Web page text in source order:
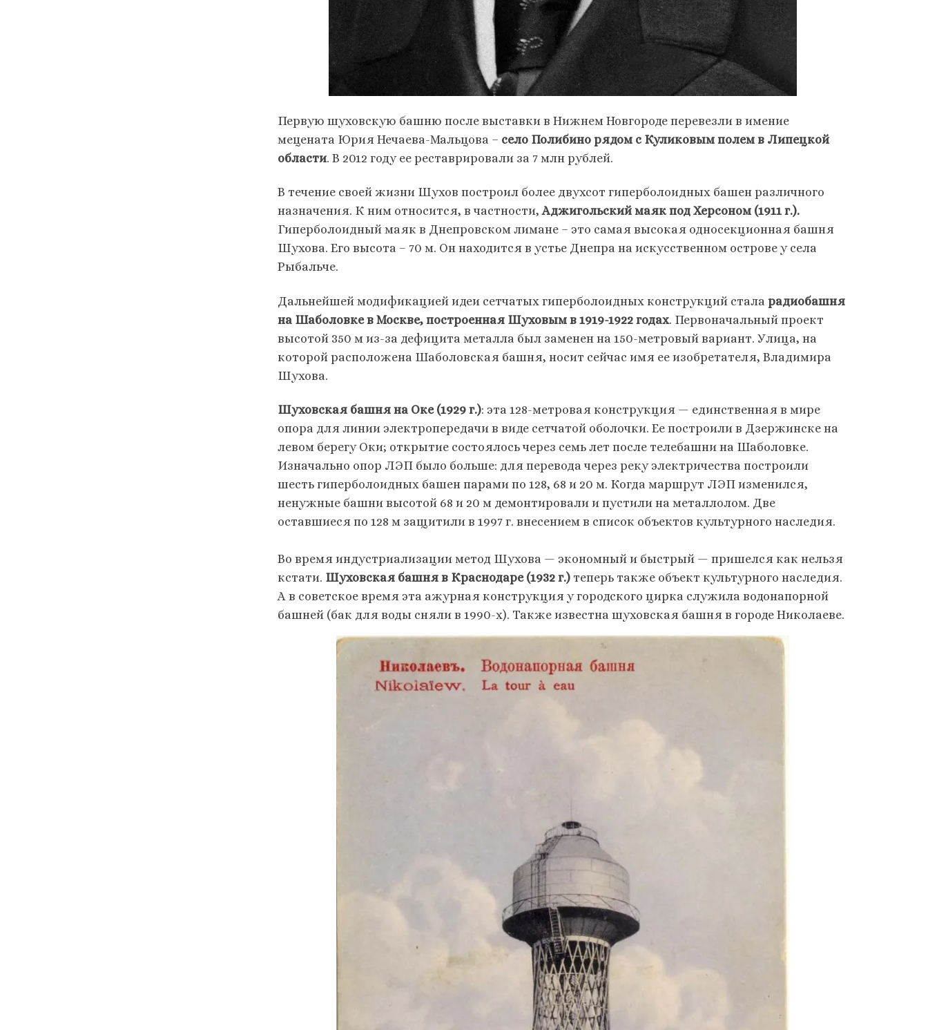
Первую шуховскую башню после выставки в Нижнем Новгороде перевезли в имение
мецената Юрия Нечаева-Мальцова – село Полибино рядом с Куликовым полем в Липецкой
области. В 2012 году ее реставрировали за 7 млн рублей.
В течение своей жизни Шухов построил более двухсот гиперболоидных башен различного
назначения. К ним относится, в частности,Аджигольский маяк под Херсоном (1911 г.).
Гиперболоидный маяк в Днепровском лимане – это самая высокая односекционная башня
Шухова. Его высота – 70 м. Он находится в устье Днепра на искусственном острове у села
Рыбальче.
Дальнейшей модификацией идеи сетчатых гиперболоидных конструкций стала радиобашня
на Шаболовке в Москве, построенная Шуховым в 1919-1922 годах. Первоначальный проект
высотой 350 м из-за дефицита металла был заменен на 150-метровый вариант. Улица, на
которой расположена Шаболовская башня, носит сейчас имя ее изобретателя, Владимира
Шухова.
Шуховская башня на Оке (1929 г.): эта 128-метровая конструкция — единственная в мире
опора для линии электропередачи в виде сетчатой оболочки. Ее построили в Дзержинске на
левом берегу Оки; открытие состоялось через семь лет после телебашни на Шаболовке.
Изначально опор ЛЭП было больше: для перевода через реку электричества построили
шесть гиперболоидных башен парами по 128, 68 и 20 м. Когда маршрут ЛЭП изменился,
ненужные башни высотой 68 и 20 м демонтировали и пустили на металлолом. Две
оставшиеся по 128 м защитили в 1997 г. внесением в список объектов культурного наследия.
Во время индустриализации метод Шухова — экономный и быстрый — пришелся как нельзя
кстати. Шуховская башня в Краснодаре (1932 г.) теперь также объект культурного наследия.
А в советское время эта ажурная конструкция у городского цирка служила водонапорной
башней (бак для воды сняли в 1990-х). Также известна шуховская башня в городе Николаеве.